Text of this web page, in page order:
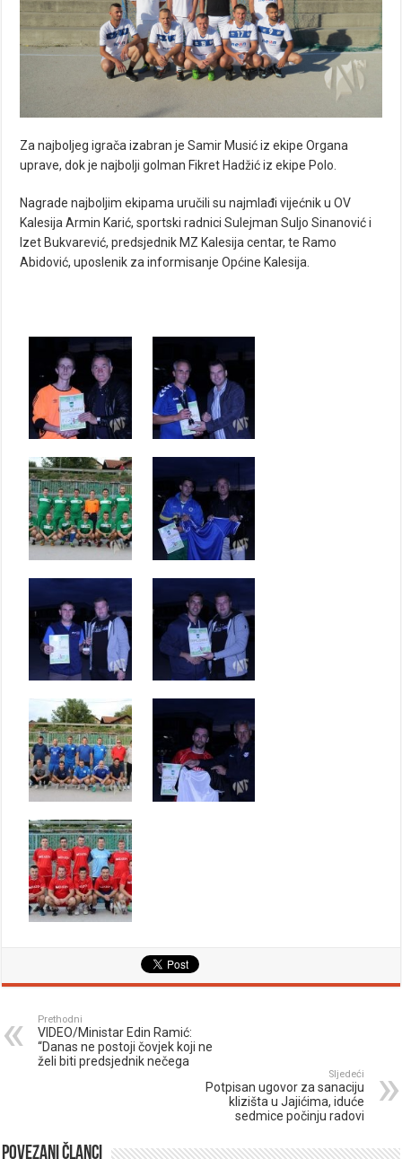
Za najboljeg igrača izabran je Samir Musić iz ekipe Organa
uprave, dok je najbolji golman Fikret Hadžić iz ekipe Polo.
Nagrade najboljim ekipama uručili su najmlađi vijećnik u OV
Kalesija Armin Karić, sportski radnici Sulejman Suljo Sinanović i
Izet Bukvarević, predsjednik MZ Kalesija centar, te Ramo
Abidović, uposlenik za informisanje Općine Kalesija.
Prethodni
VIDEO/Ministar Edin Ramić:
“Danas ne postoji čovjek koji ne
želi biti predsjednik nečega
Sljedeći
Potpisan ugovor za sanaciju
klizišta u Jajićima, iduće
sedmice počinju radovi
Povezani članci